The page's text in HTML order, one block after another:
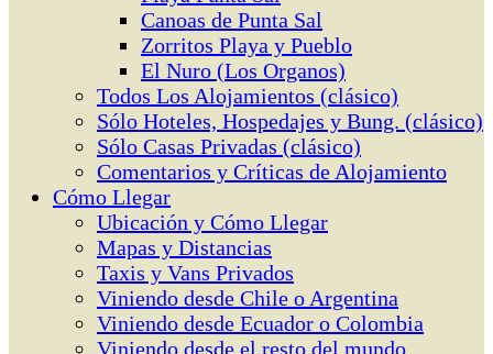
Canoas de Punta Sal
Zorritos Playa y Pueblo
El Nuro (Los Organos)
Todos Los Alojamientos (clásico)
Sólo Hoteles, Hospedajes y Bung. (clásico)
Sólo Casas Privadas (clásico)
Comentarios y Críticas de Alojamiento
Cómo Llegar
Ubicación y Cómo Llegar
Mapas y Distancias
Taxis y Vans Privados
Viniendo desde Chile o Argentina
Viniendo desde Ecuador o Colombia
Viniendo desde el resto del mundo